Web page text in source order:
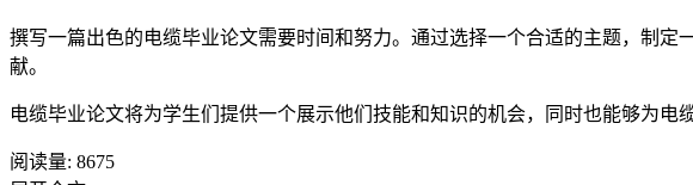
撰写一篇出色的电缆毕业论文需要时间和努力。通过选择一个合适的主题，制
献。
电缆毕业论文将为学生们提供一个展示他们技能和知识的机会，同时也能够为
阅读量: 8675